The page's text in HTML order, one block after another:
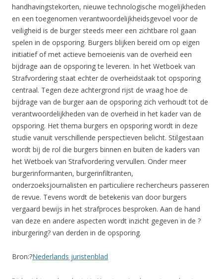
handhavingstekorten, nieuwe technologische mogelijkheden
en een toegenomen verantwoordelijkheidsgevoel voor de
veiligheid is de burger steeds meer een zichtbare rol gaan
spelen in de opsporing. Burgers blijken bereid om op eigen
initiatief of met actieve bemoeienis van de overheid een
bijdrage aan de opsporing te leveren. In het Wetboek van
Strafvordering staat echter de overheidstaak tot opsporing
centraal. Tegen deze achtergrond rijst de vraag hoe de
bijdrage van de burger aan de opsporing zich verhoudt tot de
verantwoordelijkheden van de overheid in het kader van de
opsporing. Het thema burgers en opsporing wordt in deze
studie vanuit verschillende perspectieven belicht. Stilgestaan
wordt bij de rol die burgers binnen en buiten de kaders van
het Wetboek van Strafvordering vervullen. Onder meer
burgerinformanten, burgerinfiltranten,
onderzoeksjournalisten en particuliere rechercheurs passeren
de revue. Tevens wordt de betekenis van door burgers
vergaard bewijs in het strafproces besproken. Aan de hand
van deze en andere aspecten wordt inzicht gegeven in de ?
inburgering? van derden in de opsporing.
Bron:?Nederlands juristenblad